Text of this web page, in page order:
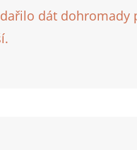
dát dohromady